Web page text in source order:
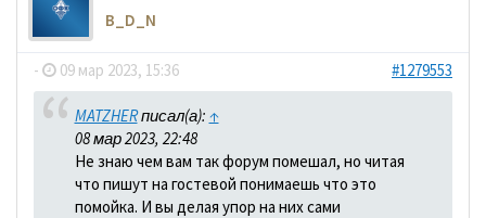
B_D_N
- 09 мар 2023, 15:36 #1279553
MATZHERписал(а): ↑
08 мар 2023, 22:48
Не знаю чем вам так форум помешал, но читая
что пишут на гостевой понимаешь что это
помойка. И вы делая упор на них сами